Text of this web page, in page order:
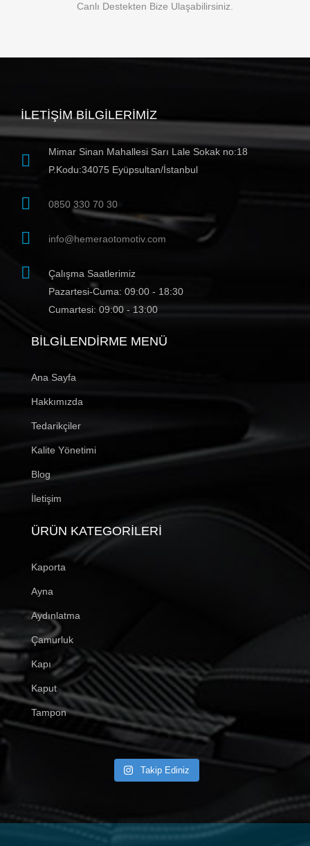
Canlı Destekten Bize Ulaşabilirsiniz.
İLETIŞIM BILGILERIMIZ
Mimar Sinan Mahallesi Sarı Lale Sokak no:18
P.Kodu:34075 Eyüpsultan/İstanbul
0850 330 70 30
info@hemeraotomotiv.com
Çalışma Saatlerimiz
Pazartesi-Cuma: 09:00 - 18:30
Cumartesi: 09:00 - 13:00
BILGILENDIRME MENÜ
Ana Sayfa
Hakkımızda
Tedarikçiler
Kalite Yönetimi
Blog
İletişim
ÜRÜN KATEGORILERI
Kaporta
Ayna
Aydınlatma
Çamurluk
Kapı
Kaput
Tampon
Takip Ediniz